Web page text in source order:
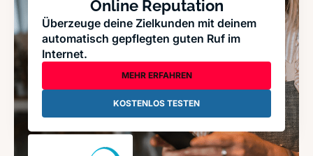
Online Reputation
Überzeuge deine Zielkunden mit deinem
automatisch gepflegten guten Ruf im
Internet.
MEHR ERFAHREN
KOSTENLOS TESTEN